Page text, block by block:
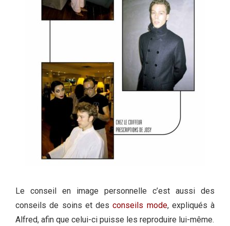
Le conseil en image personnelle c’est aussi des
conseils de soins et desconseils mode, expliqués à
Alfred, afin que celui-ci puisse les reproduire lui-même.